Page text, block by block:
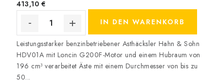
413,10 €
IN DEN WARENKORB
Leistungsstarker benzinbetriebener Asthäcksler Hahn & Sohn
HDV01A mit Loncin G200F-Motor und einem Hubraum von
196 cm³ verarbeitet Äste mit einem Durchmesser von bis zu
50...